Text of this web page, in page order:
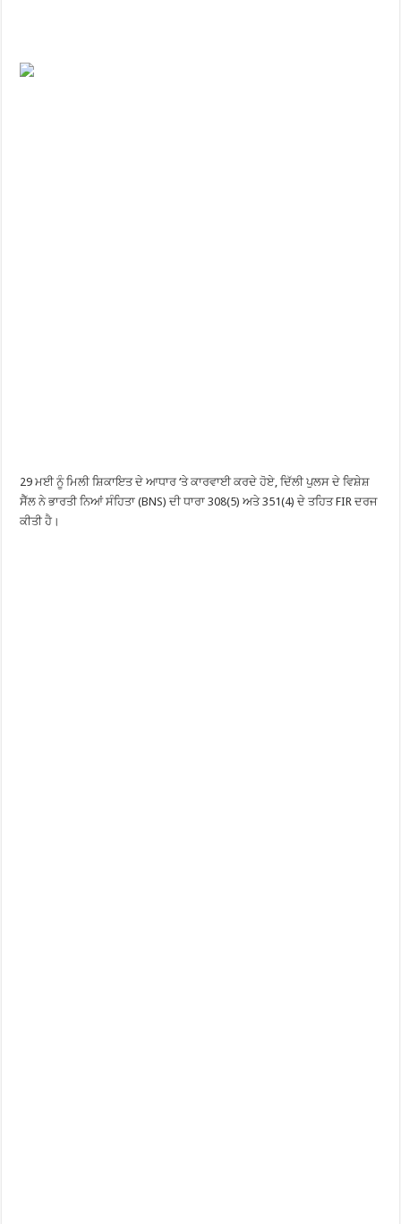
29 ਮਈ ਨੂੰ ਮਿਲੀ ਸ਼ਿਕਾਇਤ ਦੇ ਆਧਾਰ ‘ਤੇ ਕਾਰਵਾਈ ਕਰਦੇ ਹੋਏ, ਦਿੱਲੀ ਪੁਲਸ ਦੇ ਵਿਸ਼ੇਸ਼
ਸੈੱਲ ਨੇ ਭਾਰਤੀ ਨਿਆਂ ਸੰਹਿਤਾ (BNS) ਦੀ ਧਾਰਾ 308(5) ਅਤੇ 351(4) ਦੇ ਤਹਿਤ FIR ਦਰਜ
ਕੀਤੀ ਹੈ।